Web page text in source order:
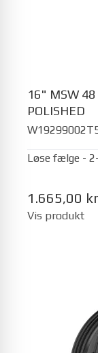
16" MSW 48
POLISHED
Løse fælge -
1.665,00
Vis produkt